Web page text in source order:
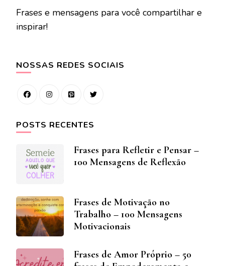
Frases e mensagens para você compartilhar e
inspirar!
NOSSAS REDES SOCIAIS
POSTS RECENTES
Frases para Refletir e Pensar –
100 Mensagens de Reflexão
Frases de Motivação no
Trabalho – 100 Mensagens
Motivacionais
Frases de Amor Próprio – 50